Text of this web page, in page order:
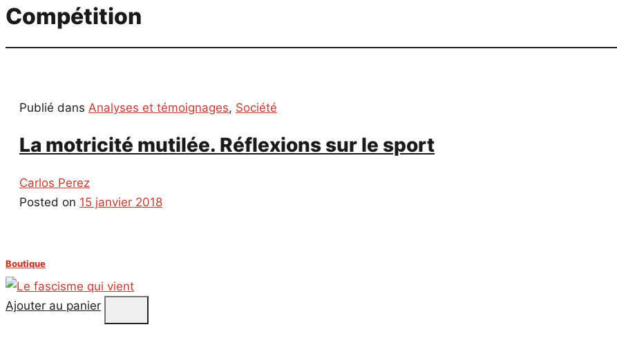
Compétition
Publié dans Analyses et témoignages, Société
La motricité mutilée. Réflexions sur le sport
Carlos Perez
Posted on 15 janvier 2018
Boutique
Ajouter au panier